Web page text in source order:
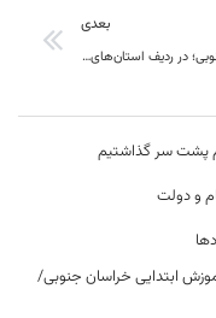
بعدی
خراسان جنوبی؛ در ردیف استان‌های دارای بیشترین میزان رشد اهدای خون
پشت سر گذاشتیم
و دولت
ابتدایی خراسان جنوبی/